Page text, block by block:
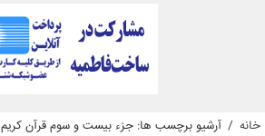
خانه / آرشیو برچسب ها: جزء بیست و سوم قرآن کریم